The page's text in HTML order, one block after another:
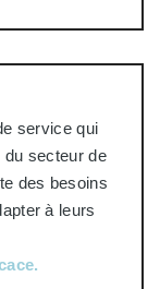
service qui
du secteur de
des besoins
à leurs